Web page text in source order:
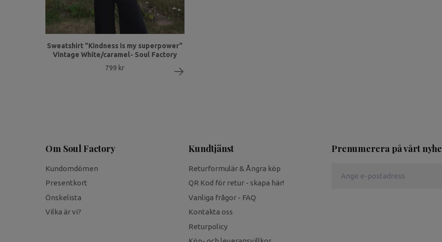
Sweatshirt "Kindness is my superpower"
Vintage White/caramel- Soul Factory
799 kr
Om Soul Factory
Kundomdömen
Presentkort
Önskelista
Vilka är vi?
Kundtjänst
Returformulär & Ångra köp
QR Kod för retur - skapa här!
Vanliga frågor - FAQ
Kontakta oss
Returpolicy
Prenumerera på vårt